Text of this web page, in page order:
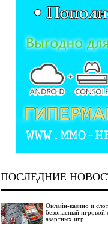
ПОСЛЕДНИЕ
Онлайн-казино и
безопасный игровой
азартных игр